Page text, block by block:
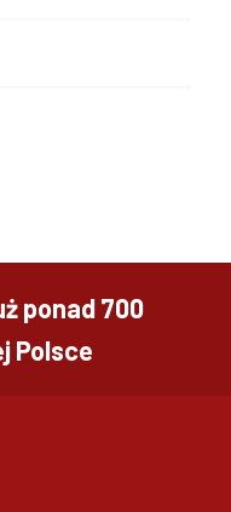
ponad 700
Polsce